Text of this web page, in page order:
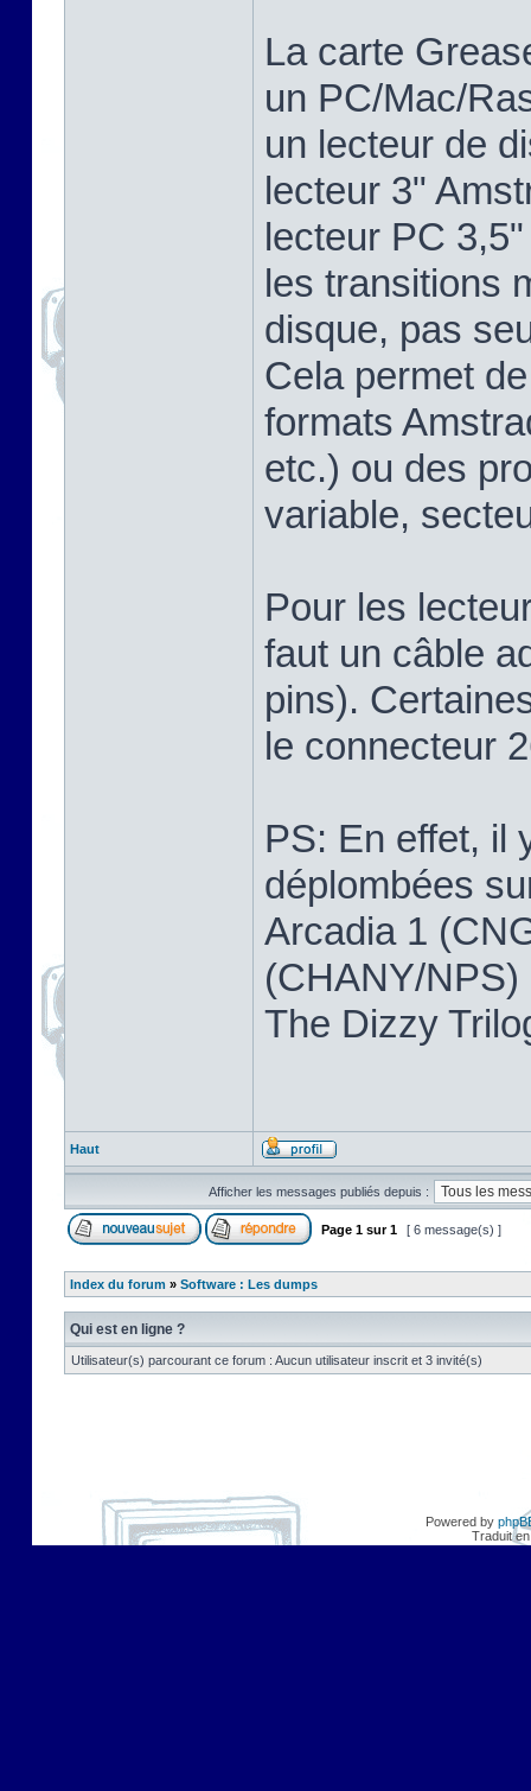
La carte
un PC/Mac/
un lecteur de
lecteur 3"
lecteur PC
les transitions
disque, pas
Cela permet
formats
etc.) ou des
variable,
Pour les
faut un câble
pins).
le connecteur
PS: En effet, il
déplombées
Arcadia 1
(CHANY/
The Dizzy
Haut
Afficher les messages publiés depuis :
Page 1 sur1 [ 6 message(s) ]
Index du forum » Software : Les dumps
Qui est en ligne ?
Utilisateur(s) parcourant ce forum : Aucun utilisateur inscrit et 3 invité(s)
Powered by
Traduit